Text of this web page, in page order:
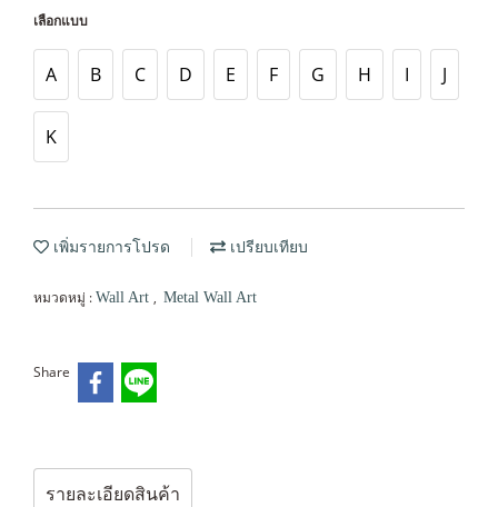
เลือกแบบ
A B C D E F G H I J
K
เพิ่มรายการโปรด เปรียบเทียบ
หมวดหมู่ : Wall Art , Metal Wall Art
Share
รายละเอียดสินค้า